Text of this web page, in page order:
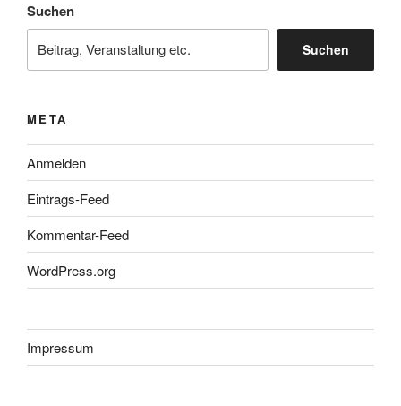
Suchen
Suchen
META
Anmelden
Eintrags-Feed
Kommentar-Feed
WordPress.org
Impressum